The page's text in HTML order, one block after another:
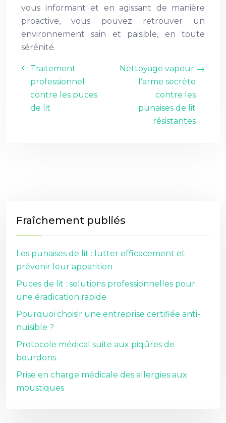
vous informant et en agissant de manière
proactive, vous pouvez retrouver un
environnement sain et paisible, en toute
sérénité.
Traitement
professionnel
contre les puces
de lit
Nettoyage vapeur:
l’arme secrète
contre les
punaises de lit
résistantes
Fraîchement publiés
Les punaises de lit : lutter efficacement et
prévenir leur apparition
Puces de lit : solutions professionnelles pour
une éradication rapide
Pourquoi choisir une entreprise certifiée anti-
nuisible ?
Protocole médical suite aux piqûres de
bourdons
Prise en charge médicale des allergies aux
moustiques